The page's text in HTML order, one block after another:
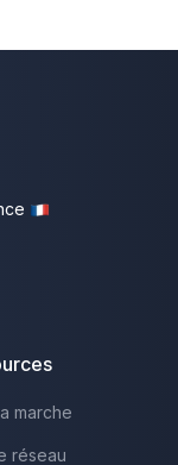
marche
réseau